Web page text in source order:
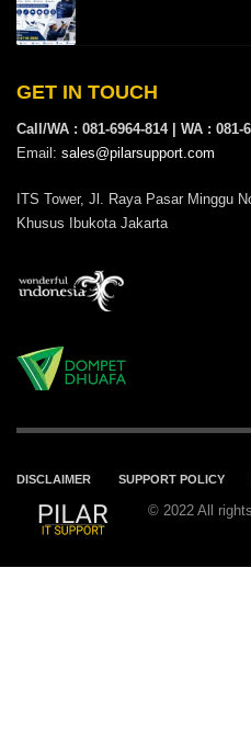
GET IN TOUCH
Call/WA : 081-6964-814 | WA : 081-
Email: sales@pilarsupport.com
ITS Tower, Jl. Raya Pasar Minggu
Khusus Ibukota Jakarta
DISCLAIMER SUPPORT POLICY
© 2022 All